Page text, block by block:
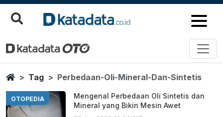
Perbedaan Oli Mineral Dan
Berita Terbaru
HomeTag Perbedaan-Oli-Mineral-Dan-Sintetis
OTOPEDIA
Mengenal Perbedaan Oli Sintetis dan
Mineral yang Bikin Mesin Awet